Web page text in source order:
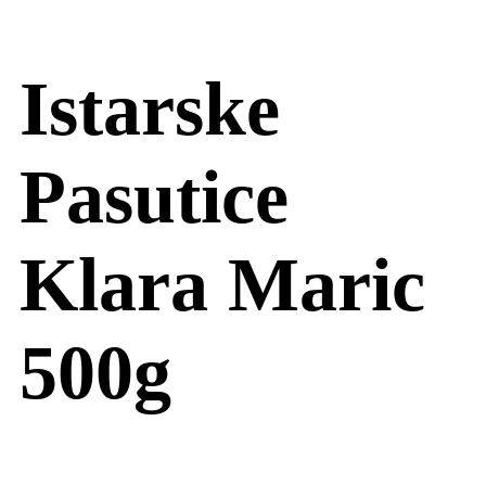
Istarske
Pasutice
Klara Maric
500g